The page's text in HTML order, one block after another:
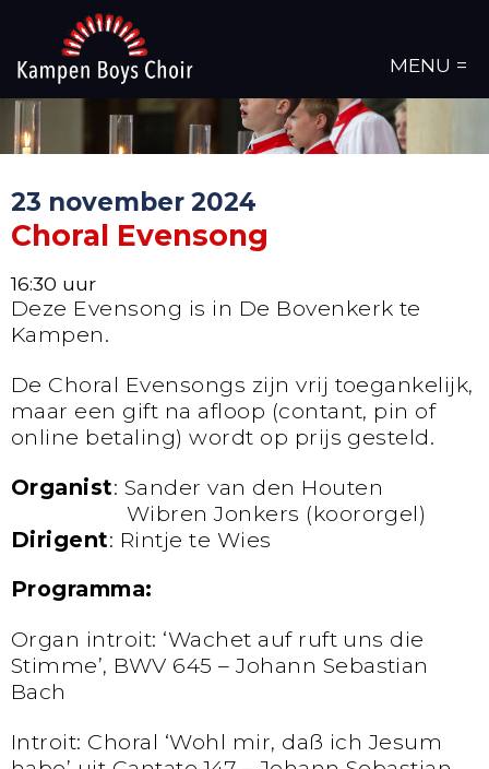
MENU =
23 november 2024
Choral Evensong
16:30 uur
Deze Evensong is in De Bovenkerk te
Kampen.
De Choral Evensongs zijn vrij toegankelijk,
maar een gift na afloop (contant, pin of
online betaling) wordt op prijs gesteld.
Organist: Sander van den Houten
Wibren Jonkers (koororgel)
Dirigent: Rintje te Wies
Programma:
Organ introit: ‘Wachet auf ruft uns die
Stimme’, BWV 645 – Johann Sebastian
Bach
Introit: Choral ‘Wohl mir, daß ich Jesum